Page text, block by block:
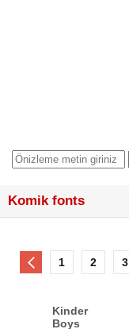
Komik fonts
1 2 3
Kinder
Boys